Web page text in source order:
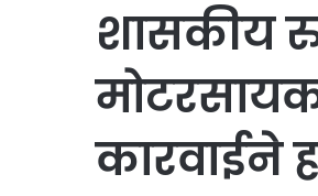
शासकीय
कारवाईने